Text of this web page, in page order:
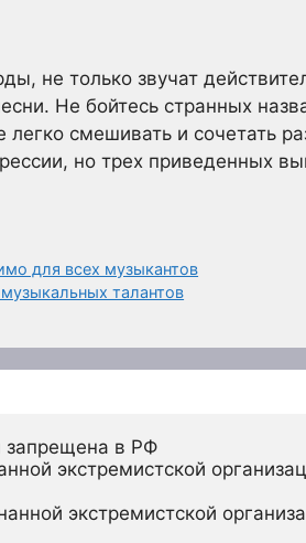
не только звучат
Не бойтесь странных
смешивать и сочетать
но трех приведенных
для всех музыкантов
талантов
запрещена в РФ
экстремистской
экстремистской